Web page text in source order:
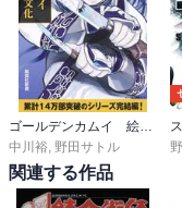
おまけに、チタタㇷ゚、
の単語が癖になります。
ちなみに、自分的には
て懐かしいのもプラスで
そして、おそらく多く
さ。焚火を囲んで食べ
ら。たいていの獲物の
のもたまりません。
中川裕 野田サトル
関連する作品